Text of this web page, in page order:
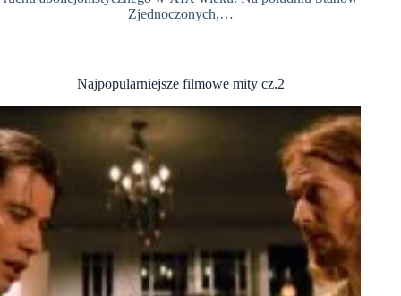
Zjednoczonych,…
Najpopularniejsze filmowe mity cz.2